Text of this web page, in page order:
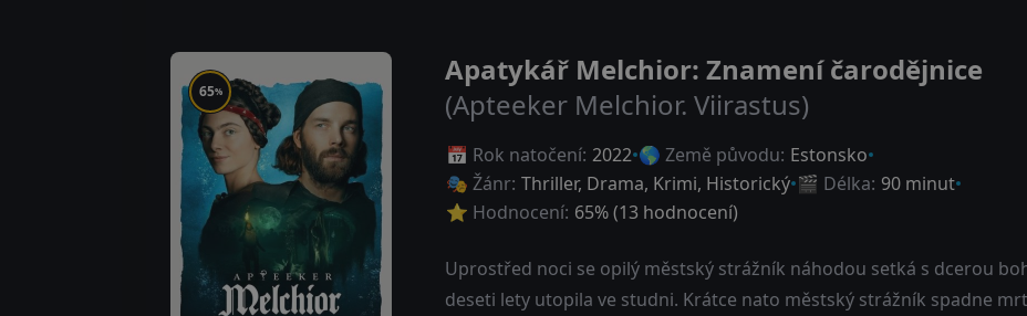
65%
Apatykář Melchior: Znamení čarodějnice
(Apteeker Melchior. Viirastus)
📅 Rok natočení: 2022 🌎 Země původu: Estonsko
🎭 Žánr: Thriller, Drama, Krimi, Historický 🎬 Délka: 90 minut
⭐ Hodnocení: 65% (13 hodnocení)
Uprostřed noci se opilý městský strážník náhodou setká s dcerou
deseti lety utopila ve studni. Krátce nato městský strážník spadne